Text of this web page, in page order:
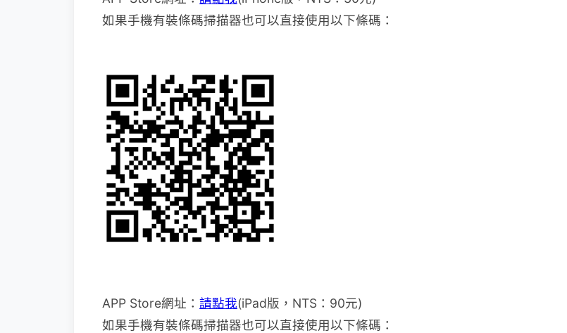
如果手機有裝條碼掃描器也可以直接使用以下條碼：
APP Store網址： 請點我(iPad版，NTS：90元)
如果手機有裝條碼掃描器也可以直接使用以下條碼：